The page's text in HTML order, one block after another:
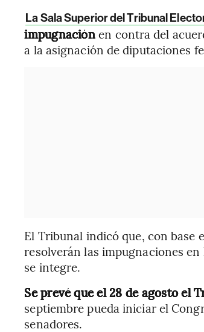
La Sala Superior del Tribunal
impugnaciónen contra del
a la asignación de diputaciones
El Tribunal indicó que, con base
resolverán las impugnaciones
se integre.
Se prevé que el 28 de agosto el
septiembre pueda iniciar el
senadores.